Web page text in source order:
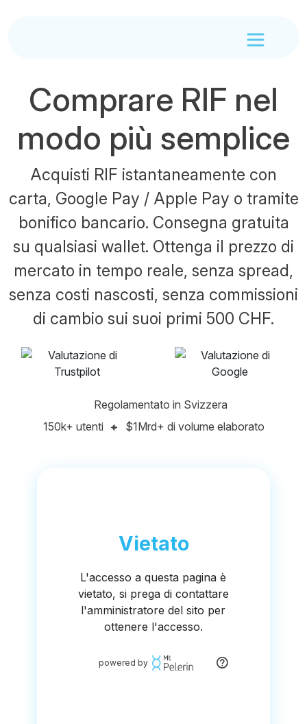
Comprare RIF nel
modo più semplice
Acquisti RIF istantaneamente con
carta, Google Pay / Apple Pay o tramite
bonifico bancario. Consegna gratuita
su qualsiasi wallet. Ottenga il prezzo di
mercato in tempo reale, senza spread,
senza costi nascosti, senza commissioni
di cambio sui suoi primi 500 CHF.
Regolamentato in Svizzera
150k+ utenti 🔸 $1Mrd+ di volume elaborato